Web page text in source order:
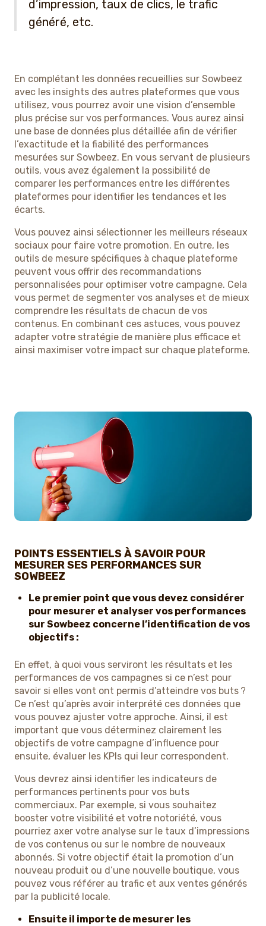
d’impression, taux de clics, le trafic
généré, etc.
En complétant les données recueillies sur Sowbeez
avec les insights des autres plateformes que vous
utilisez, vous pourrez avoir une vision d’ensemble
plus précise sur vos performances. Vous aurez ainsi
une base de données plus détaillée afin de vérifier
l’exactitude et la fiabilité des performances
mesurées sur Sowbeez. En vous servant de plusieurs
outils, vous avez également la possibilité de
comparer les performances entre les différentes
plateformes pour identifier les tendances et les
écarts.
Vous pouvez ainsi sélectionner les meilleurs réseaux
sociaux pour faire votre promotion. En outre, les
outils de mesure spécifiques à chaque plateforme
peuvent vous offrir des recommandations
personnalisées pour optimiser votre campagne. Cela
vous permet de segmenter vos analyses et de mieux
comprendre les résultats de chacun de vos
contenus. En combinant ces astuces, vous pouvez
adapter votre stratégie de manière plus efficace et
ainsi maximiser votre impact sur chaque plateforme.
POINTS ESSENTIELS À SAVOIR POUR
MESURER SES PERFORMANCES SUR
SOWBEEZ
Le premier point que vous devez considérer
pour mesurer et analyser vos performances
sur Sowbeez concerne l’identification de vos
objectifs :
En effet, à quoi vous serviront les résultats et les
performances de vos campagnes si ce n’est pour
savoir si elles vont ont permis d’atteindre vos buts ?
Ce n’est qu’après avoir interprété ces données que
vous pouvez ajuster votre approche. Ainsi, il est
important que vous déterminez clairement les
objectifs de votre campagne d’influence pour
ensuite, évaluer les KPIs qui leur correspondent.
Vous devrez ainsi identifier les indicateurs de
performances pertinents pour vos buts
commerciaux. Par exemple, si vous souhaitez
booster votre visibilité et votre notoriété, vous
pourriez axer votre analyse sur le taux d’impressions
de vos contenus ou sur le nombre de nouveaux
abonnés. Si votre objectif était la promotion d’un
nouveau produit ou d’une nouvelle boutique, vous
pouvez vous référer au trafic et aux ventes générés
par la publicité locale.
Ensuite il importe de mesurer les